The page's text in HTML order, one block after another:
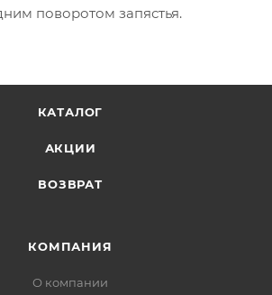
поворотом запястья.
КАТАЛОГ
АКЦИИ
ВОЗВРАТ
КОМПАНИЯ
О компании